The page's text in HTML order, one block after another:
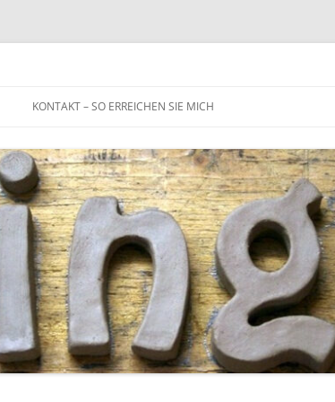
Inhalt
KONTAKT – SO ERREICHEN SIE MICH